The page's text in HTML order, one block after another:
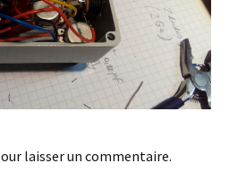
laisser un commentaire.